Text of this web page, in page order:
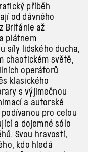
příběh
od dávného
Británie až
plátnem
síly lidského ducha,
chaotickém světě,
operátorů
klasického
s výjimečnou
a autorské
pro celou
a dojemné sólo
Svou hravostí,
kdo hledá